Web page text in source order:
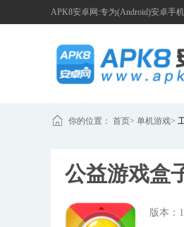
APK8安卓网:专为(Android)安卓手
你的位置： 首页> 单机游戏>
公益游戏盒
版本：